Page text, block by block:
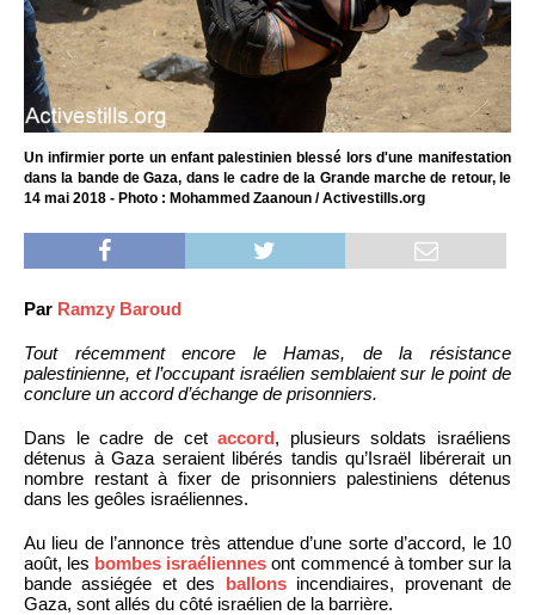
Un infirmier porte un enfant palestinien blessé lors d'une manifestation
dans la bande de Gaza, dans le cadre de la Grande marche de retour, le
14 mai 2018 - Photo : Mohammed Zaanoun / Activestills.org
Par Ramzy Baroud
Tout récemment encore le Hamas, de la résistance
palestinienne, et l’occupant israélien semblaient sur le point de
conclure un accord d’échange de prisonniers.
Dans le cadre de cetaccord, plusieurs soldats israéliens
détenus à Gaza seraient libérés tandis qu’Israël libérerait un
nombre restant à fixer de prisonniers palestiniens détenus
dans les geôles israéliennes.
Au lieu de l’annonce très attendue d’une sorte d’accord, le 10
août, les bombes israéliennes ont commencé à tomber sur la
bande assiégée et des ballonsincendiaires, provenant de
Gaza, sont allés du côté israélien de la barrière.